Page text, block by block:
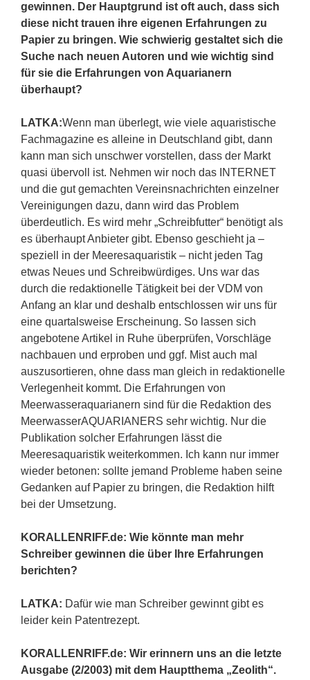
gewinnen. Der Hauptgrund ist oft auch, dass sich
diese nicht trauen ihre eigenen Erfahrungen zu
Papier zu bringen. Wie schwierig gestaltet sich die
Suche nach neuen Autoren und wie wichtig sind
für sie die Erfahrungen von Aquarianern
überhaupt?
LATKA:Wenn man überlegt, wie viele aquaristische
Fachmagazine es alleine in Deutschland gibt, dann
kann man sich unschwer vorstellen, dass der Markt
quasi übervoll ist. Nehmen wir noch das INTERNET
und die gut gemachten Vereinsnachrichten einzelner
Vereinigungen dazu, dann wird das Problem
überdeutlich. Es wird mehr „Schreibfutter“ benötigt als
es überhaupt Anbieter gibt. Ebenso geschieht ja –
speziell in der Meeresaquaristik – nicht jeden Tag
etwas Neues und Schreibwürdiges. Uns war das
durch die redaktionelle Tätigkeit bei der VDM von
Anfang an klar und deshalb entschlossen wir uns für
eine quartalsweise Erscheinung. So lassen sich
angebotene Artikel in Ruhe überprüfen, Vorschläge
nachbauen und erproben und ggf. Mist auch mal
auszusortieren, ohne dass man gleich in redaktionelle
Verlegenheit kommt. Die Erfahrungen von
Meerwasseraquarianern sind für die Redaktion des
MeerwasserAQUARIANERS sehr wichtig. Nur die
Publikation solcher Erfahrungen lässt die
Meeresaquaristik weiterkommen. Ich kann nur immer
wieder betonen: sollte jemand Probleme haben seine
Gedanken auf Papier zu bringen, die Redaktion hilft
bei der Umsetzung.
KORALLENRIFF.de: Wie könnte man mehr
Schreiber gewinnen die über Ihre Erfahrungen
berichten?
LATKA: Dafür wie man Schreiber gewinnt gibt es
leider kein Patentrezept.
KORALLENRIFF.de: Wir erinnern uns an die letzte
Ausgabe (2/2003) mit dem Hauptthema „Zeolith“.